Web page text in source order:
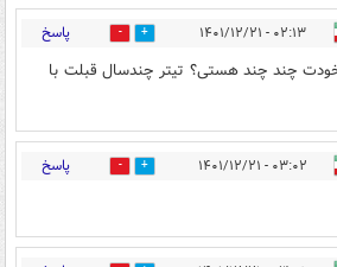
۰۲:۱۳ - ۱۴۰۱/۱۲/۲۱ 3 پاسخ
چند چند هستی؟ تیتر چندسال قبلت با
۰۳:۰۲ - ۱۴۰۱/۱۲/۲۱ 4 پاسخ